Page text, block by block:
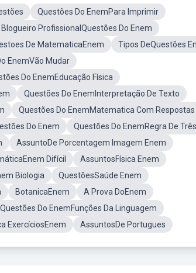
Questões Do EnemPara Imprimir
Blogueiro ProfissionalQuestões Do Enem
De MatematicaEnem
Tipos DeQuestões
EnemVão Mudar
Do EnemEducação Física
Questões Do EnemInterpretação De Texto
Questões Do EnemMatematica Com Respostas
Do Enem
Questões Do EnemRegra De Três
AssuntoDe Porcentagem Imagem Enem
Difícil
AssuntosFísica Enem
Biologia
QuestõesSaúde Enem
BotanicaEnem
A Prova DoEnem
Questões Do EnemFunções Da Linguagem
ExercíciosEnem AssuntosDe Portugues